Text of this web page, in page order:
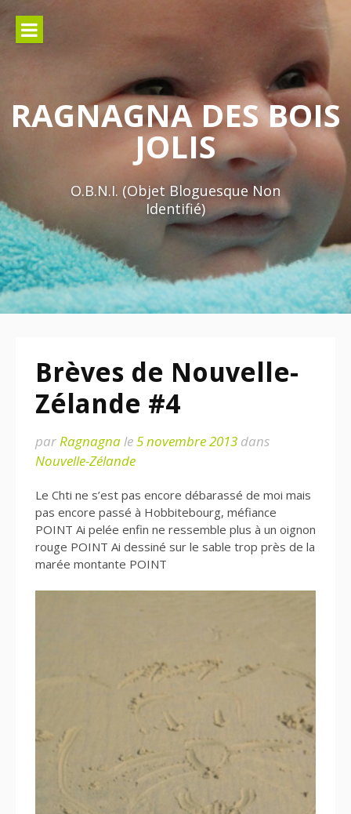
contenu
RAGNAGNA DES BOIS
JOLIS
O.B.N.I. (Objet Bloguesque Non
Identifié)
Brèves de Nouvelle-
Zélande #4
parRagnagnale5 novembre 2013 dans
Nouvelle-Zélande
Le Chti ne s’est pas encore débarassé de moi mais
pas encore passé à Hobbitebourg, méfiance
POINT Ai pelée enfin ne ressemble plus à un oignon
rouge POINT Ai dessiné sur le sable trop près de la
marée montante POINT